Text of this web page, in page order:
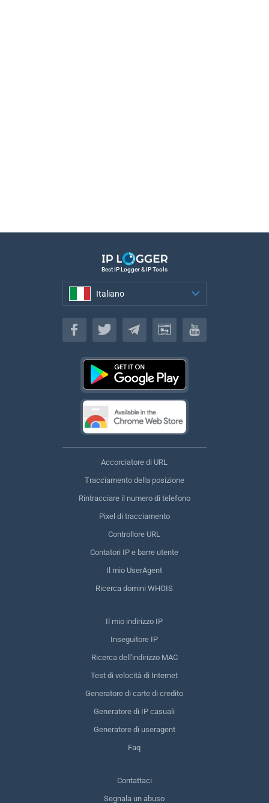
Best IP Logger & IP Tools
Italiano
Italiano
Accorciatore di URL
Tracciamento della posizione
Rintracciare il numero di telefono
Pixel di tracciamento
Controllore URL
Contatori IP e barre utente
Il mio UserAgent
Ricerca domini WHOIS
Il mio indirizzo IP
Inseguitore IP
Ricerca dell'indirizzo MAC
Test di velocità di Internet
Generatore di carte di credito
Generatore di IP casuali
Generatore di useragent
Faq
Contattaci
Segnala un abuso